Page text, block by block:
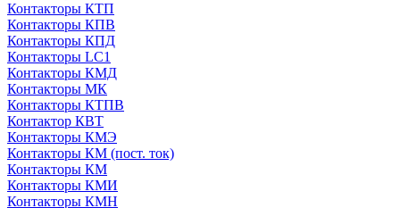
Контакторы КТП
Контакторы КПВ
Контакторы КПД
Контакторы LC1
Контакторы КМД
Контакторы МК
Контакторы КТПВ
Контактор КВТ
Контакторы КМЭ
Контакторы КМ (пост. ток)
Контакторы КМ
Контакторы КМИ
Контакторы КМН